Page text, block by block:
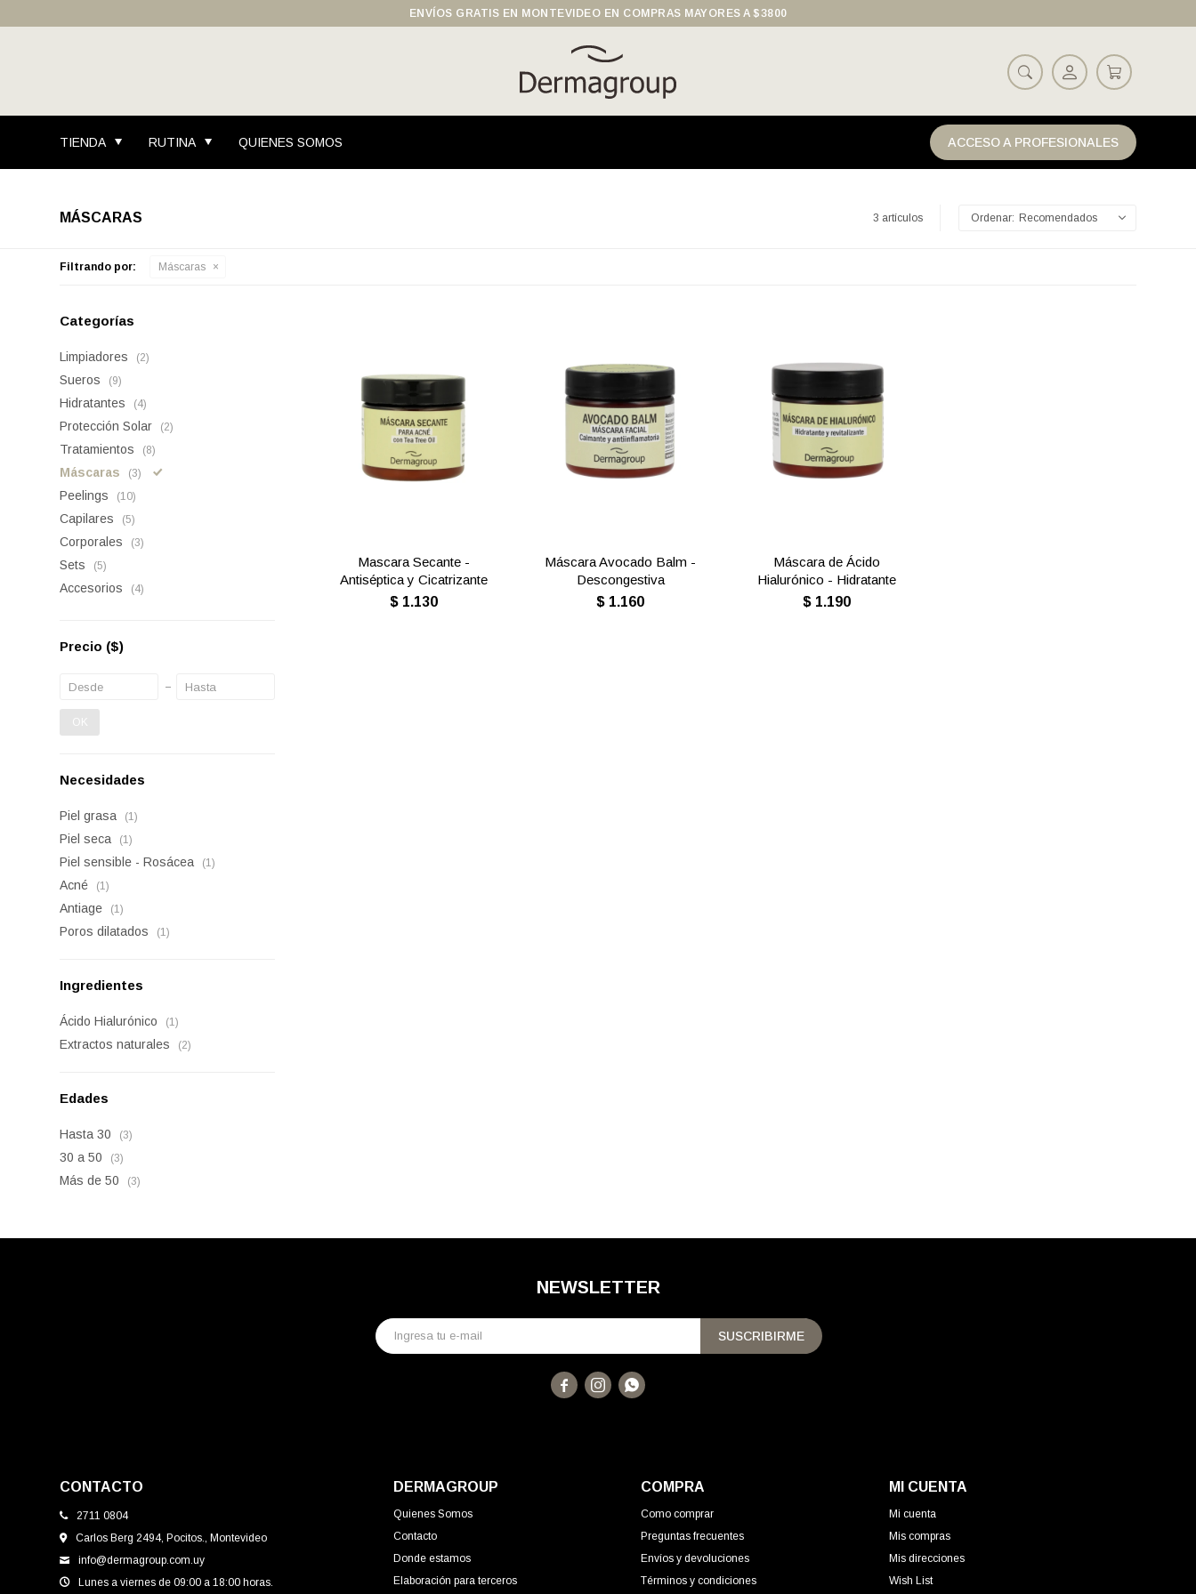
TIENDA RUTINA QUIENES SOMOS ACCESO A PROFESIONALES
ENVÍOS GRATIS EN MONTEVIDEO EN COMPRAS MAYORES A $3800
MÁSCARAS 3 artículos Recomendados
Filtrando por: Máscaras
Mascara Secante -
Antiséptica y Cicatrizante
$ 1.130
Máscara Avocado Balm -
Descongestiva
$ 1.160
Máscara de Ácido
Hialurónico - Hidratante
$ 1.190
Categorías
Limpiadores (2)
Sueros (9)
Hidratantes (4)
Protección Solar (2)
Tratamientos (8)
Máscaras (3)
Peelings (10)
Capilares (5)
Corporales (3)
Sets (5)
Accesorios (4)
Precio ($)
OK
Necesidades
Piel grasa (1)
Piel seca (1)
Piel sensible - Rosácea (1)
Acné (1)
Antiage (1)
Poros dilatados (1)
Ingredientes
Ácido Hialurónico (1)
Extractos naturales (2)
Edades
Hasta 30 (3)
30 a 50 (3)
Más de 50 (3)
CONTACTO
2711 0804
Carlos Berg 2494, Pocitos., Montevideo
info@dermagroup.com.uy
Lunes a viernes de 09:00 a 18:00 horas.
DERMAGROUP
Quienes Somos
Contacto
Donde estamos
Elaboración para terceros
COMPRA
Como comprar
Preguntas frecuentes
Envíos y devoluciones
Términos y condiciones
MI CUENTA
Mi cuenta
Mis compras
Mis direcciones
Wish List
NEWSLETTER
SUSCRIBIRME
  